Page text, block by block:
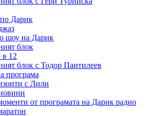
Дарик
шоу на Дарик
блок
12
блок с Тодор Пантилеев
програма
с Лили
от програмата на Дарик радио